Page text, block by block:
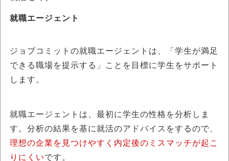
就職エージェント
ジョブコミットの就職エージェントは、「学生が満足
できる職場を提示する」ことを目標に学生をサポート
します。
就職エージェントは、最初に学生の性格を分析 しま
す。分析の結果を基に就活のアドバイスをするので、
理想の企業を見つけやすく内定後のミスマッチが起こ
りにくいです。